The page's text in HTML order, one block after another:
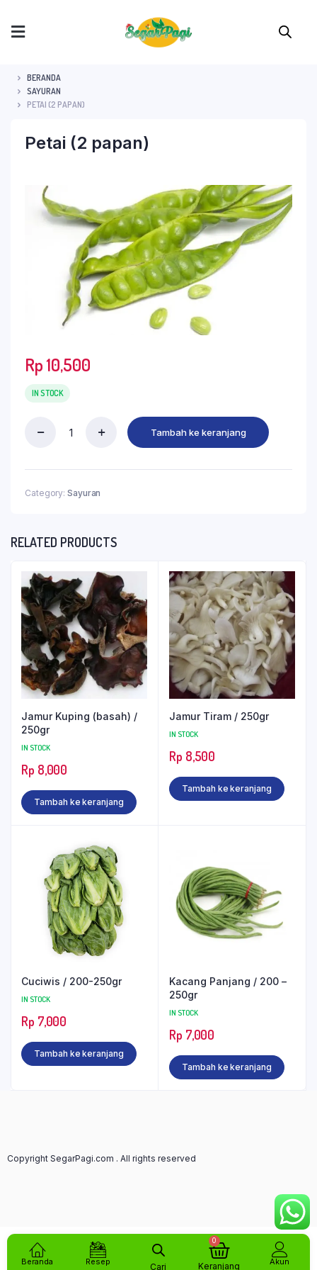
BERANDA
SAYURAN
PETAI (2 PAPAN)
Petai (2 papan)
Rp10,500
IN STOCK
Tambah ke keranjang
Category: Sayuran
RELATED PRODUCTS
Jamur Kuping (basah) /
250gr
IN STOCK
Rp 8,000
Tambah ke keranjang
Jamur Tiram / 250gr
IN STOCK
Rp 8,500
Tambah ke keranjang
Cuciwis / 200-250gr
IN STOCK
Rp 7,000
Tambah ke keranjang
Kacang Panjang / 200 –
250gr
IN STOCK
Rp 7,000
Tambah ke keranjang
Copyright SegarPagi.com . All rights reserved
Beranda Resep Cari
0
Keranjang Akun